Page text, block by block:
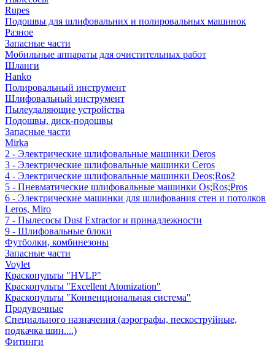
Rupes
Подошвы для шлифовальних и полировальных машинок
Разное
Запасные части
Мобильные аппараты для очистительных работ
Шланги
Hanko
Полировальный инструмент
Шлифовальный инструмент
Пылеудаляющие устройства
Подошвы, диск-подошвы
Запасные части
Mirka
2 - Электрические шлифовальные машинки Deros
3 - Электрические шлифовальные машинки Ceros
4 - Электрические шлифовальные машинки Deos;Ros2
5 - Пневматические шлифовальные машинки Os;Ros;Pros
6 - Электрические машинки для шлифования стен и потолков
Leros, Miro
7 - Пылесосы Dust Extractor и принадлежности
9 - Шлифовальные блоки
Футболки, комбинезоны
Запасные части
Voylet
Краскопульты "HVLP"
Краскопульты "Excellent Atomization"
Краскопульты "Конвенциональная система"
Продувочные
Специального назначения (аэрографы, пескоструйные,
подкачка шин....)
Фитинги